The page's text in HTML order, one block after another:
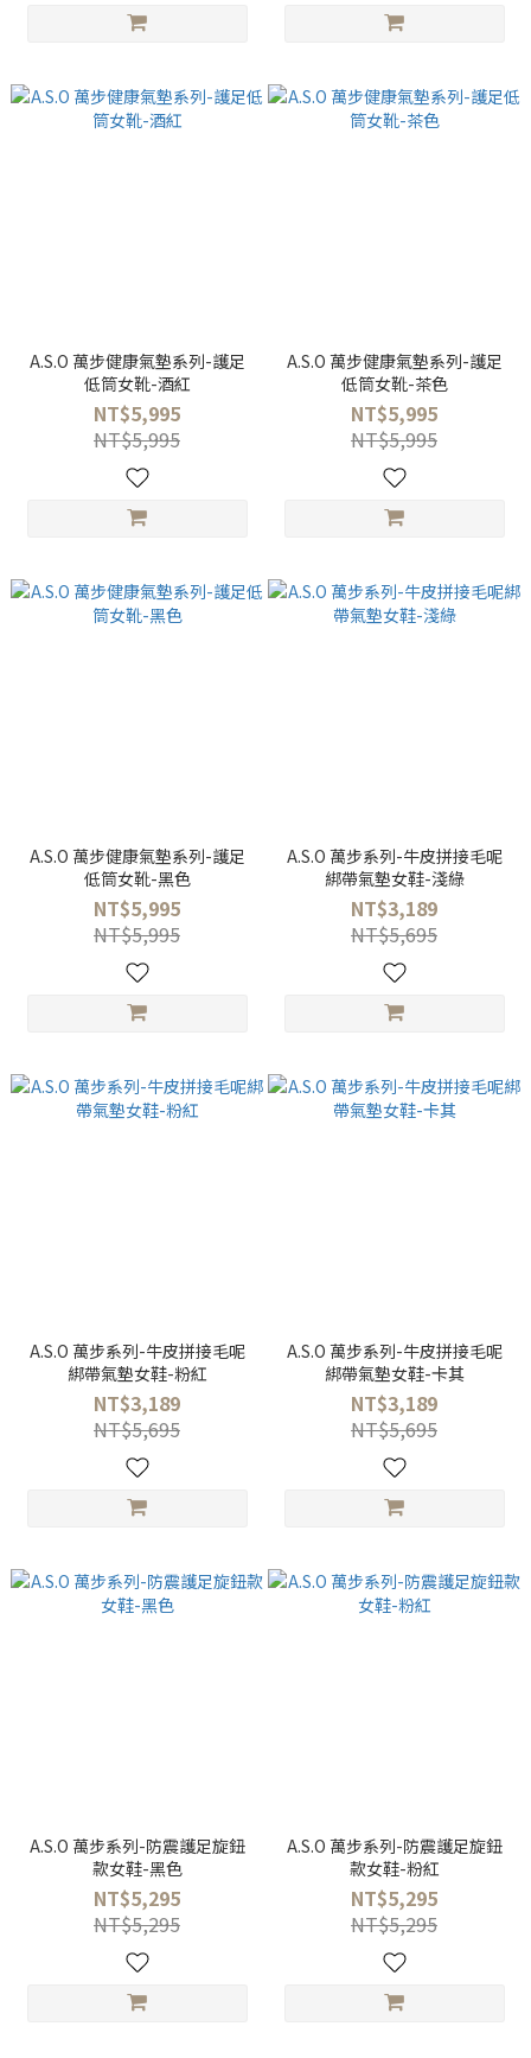
A.S.O 萬步健康氣墊系列-護足
低筒女靴-酒紅
NT$5,995
NT$5,995
A.S.O 萬步健康氣墊系列-護足
低筒女靴-茶色
NT$5,995
NT$5,995
A.S.O 萬步健康氣墊系列-護足
低筒女靴-黑色
NT$5,995
NT$5,995
A.S.O 萬步系列-牛皮拼接毛呢
綁帶氣墊女鞋-淺綠
NT$3,189
NT$5,695
A.S.O 萬步系列-牛皮拼接毛呢
綁帶氣墊女鞋-粉紅
NT$3,189
NT$5,695
A.S.O 萬步系列-牛皮拼接毛呢
綁帶氣墊女鞋-卡其
NT$3,189
NT$5,695
A.S.O 萬步系列-防震護足旋鈕
款女鞋-黑色
NT$5,295
NT$5,295
A.S.O 萬步系列-防震護足旋鈕
款女鞋-粉紅
NT$5,295
NT$5,295